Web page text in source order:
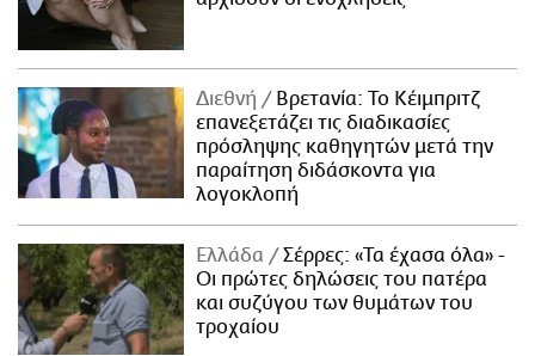
Διεθνή
Βρετανία: Το Κέιμπριτζ
επανεξετάζει τις διαδικασίες
πρόσληψης καθηγητών μετά την
παραίτηση διδάσκοντα για
λογοκλοπή
Ελλάδα
Σέρρες: «Τα έχασα όλα» -
Οι πρώτες δηλώσεις του πατέρα
και συζύγου των θυμάτων του
τροχαίου